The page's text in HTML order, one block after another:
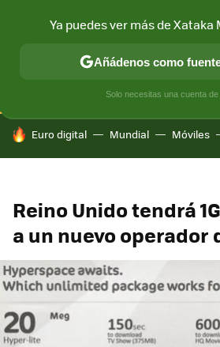
CONECTIVIDAD MÓVIL Y SOCIEDAD
HOY SE HABLA DE
Euro digital Mundial Móviles
Reino Unido tendrá
a un nuevo operador
Ya puedes ver más de Xataka
Añádenos como
Solo necesitas una cuenta de